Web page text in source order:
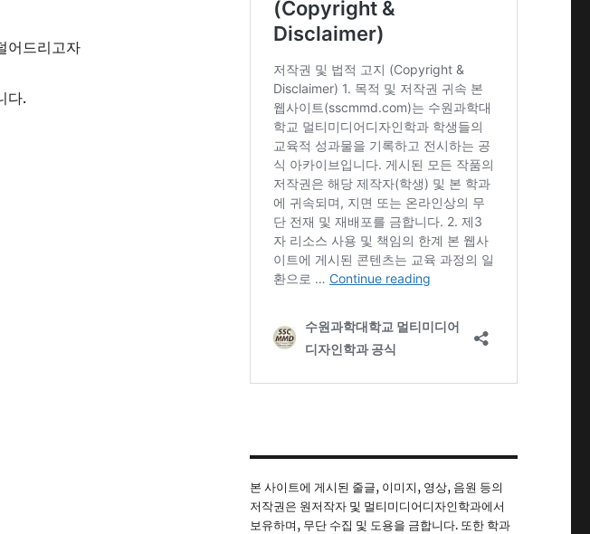
어드리고자
다.
본 사이트에 게시된 줄글, 이미지, 영상, 음원 등의
저작권은 원저작자 및 멀티미디어디자인학과에서
보유하며, 무단 수집 및 도용을 금합니다. 또한 학과